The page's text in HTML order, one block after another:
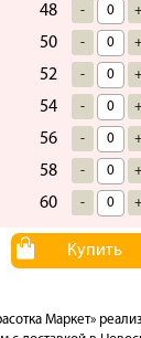
48 -
50 -
52 -
54 -
56 -
58 -
60 -
Купить
Маркет»